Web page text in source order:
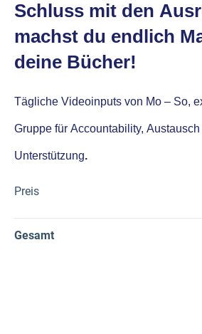
Schluss mit den
machst du endlich
deine Bücher!
Tägliche Videoinputs von Mo – So, e
Gruppe für Accountability,
Unterstützung.
Preis
Gesamt